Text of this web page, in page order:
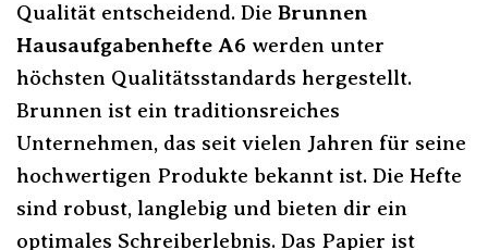
Qualität entscheidend. Die Brunnen
Hausaufgabenhefte A6 werden unter
höchsten Qualitätsstandards hergestellt.
Brunnen ist ein traditionsreiches
Unternehmen, das seit vielen Jahren für seine
hochwertigen Produkte bekannt ist. Die Hefte
sind robust, langlebig und bieten dir ein
optimales Schreiberlebnis. Das Papier ist